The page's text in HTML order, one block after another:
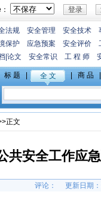
法规 安全管理 安全技术
保护 应急预案 安全评价
论文 安全常识 工 程 师
正文
共安全工作应
评论： 更新日期